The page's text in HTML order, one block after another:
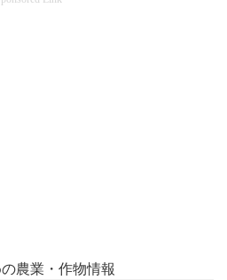
農業・作物情報